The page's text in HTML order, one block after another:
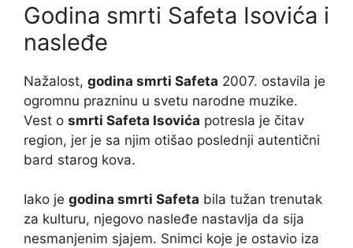
Godina smrti Safeta Isovića i
nasleđe
Nažalost, godina smrti Safeta 2007. ostavila je
ogromnu prazninu u svetu narodne muzike.
Vest o smrti Safeta Isovića potresla je čitav
region, jer je sa njim otišao poslednji autentični
bard starog kova.
Iako je godina smrti Safeta bila tužan trenutak
za kulturu, njegovo nasleđe nastavlja da sija
nesmanjenim sjajem. Snimci koje je ostavio iza